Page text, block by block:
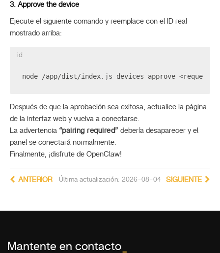
3. Approve the device
Ejecute el siguiente comando y reemplace con el ID real
mostrado arriba:
id
node /app/dist/index.js devices approve
Después de que la aprobación sea exitosa, actualice la página
de la interfaz web y vuelva a conectarse.
La advertencia “pairing required” debería desaparecer y el
panel se conectará normalmente.
Finalmente, ¡disfrute de OpenClaw!
Última actualización: 2026-08-04
ANTERIOR SIGUIENTE
Mantente en contacto